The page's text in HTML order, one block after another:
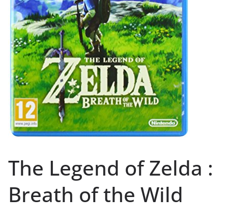
The Legend of Zelda :
Breath of the Wild